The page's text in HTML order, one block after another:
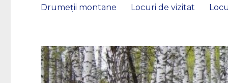
Drumeții montane Locuri de vizitat